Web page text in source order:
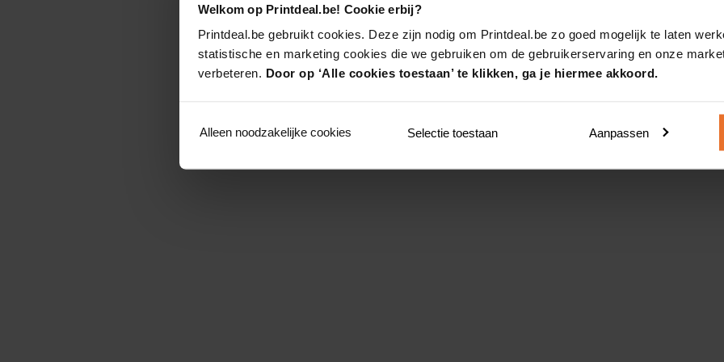
Welkom op Printdeal.be! Cookie erbij?
Printdeal.be gebruikt cookies. Deze zijn nodig om Printdeal.be zo goed mogelijk te laten
statistische en marketing cookies die we gebruiken om de gebruikerservaring en onze
verbeteren. Door op ‘Alle cookies toestaan’ te klikken, ga je hiermee akkoord.
Alleen noodzakelijke cookies Selectie toestaan Aanpassen